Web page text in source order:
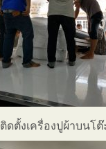
ติดตั้งเครื่องปูผ้าบนโต๊